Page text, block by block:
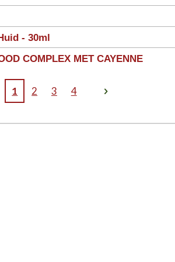
- 30ml
COMPLEX MET CAYENNE
1 2 3 4